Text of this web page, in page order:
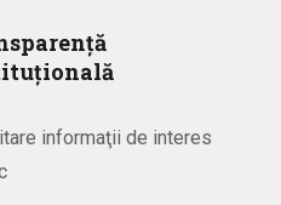
informaţii de interes